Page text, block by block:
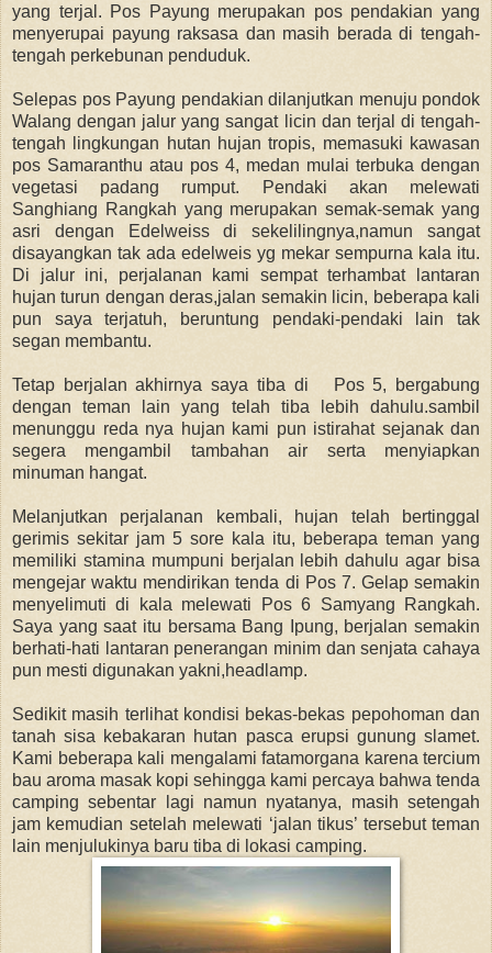
yang terjal. Pos Payung merupakan pos pendakian yang
menyerupai payung raksasa dan masih berada di tengah-
tengah perkebunan penduduk.
Selepas pos Payung pendakian dilanjutkan menuju pondok
Walang dengan jalur yang sangat licin dan terjal di tengah-
tengah lingkungan hutan hujan tropis, memasuki kawasan
pos Samaranthu atau pos 4, medan mulai terbuka dengan
vegetasi padang rumput. Pendaki akan melewati
Sanghiang Rangkah yang merupakan semak-semak yang
asri dengan Edelweiss di sekelilingnya,namun sangat
disayangkan tak ada edelweis yg mekar sempurna kala itu.
Di jalur ini, perjalanan kami sempat terhambat lantaran
hujan turun dengan deras,jalan semakin licin, beberapa kali
pun saya terjatuh, beruntung pendaki-pendaki lain tak
segan membantu.
Tetap berjalan akhirnya saya tiba di Pos 5, bergabung
dengan teman lain yang telah tiba lebih dahulu.sambil
menunggu reda nya hujan kami pun istirahat sejanak dan
segera mengambil tambahan air serta menyiapkan
minuman hangat.
Melanjutkan perjalanan kembali, hujan telah bertinggal
gerimis sekitar jam 5 sore kala itu, beberapa teman yang
memiliki stamina mumpuni berjalan lebih dahulu agar bisa
mengejar waktu mendirikan tenda di Pos 7. Gelap semakin
menyelimuti di kala melewati Pos 6 Samyang Rangkah.
Saya yang saat itu bersama Bang Ipung, berjalan semakin
berhati-hati lantaran penerangan minim dan senjata cahaya
pun mesti digunakan yakni,headlamp.
Sedikit masih terlihat kondisi bekas-bekas pepohoman dan
tanah sisa kebakaran hutan pasca erupsi gunung slamet.
Kami beberapa kali mengalami fatamorgana karena tercium
bau aroma masak kopi sehingga kami percaya bahwa tenda
camping sebentar lagi namun nyatanya, masih setengah
jam kemudian setelah melewati ‘jalan tikus’ tersebut teman
lain menjulukinya baru tiba di lokasi camping.